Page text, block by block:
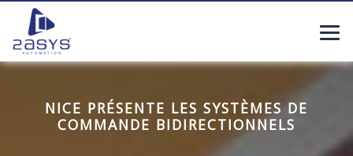
NICE PRÉSENTE LES SYSTÈMES DE
COMMANDE BIDIRECTIONNELS